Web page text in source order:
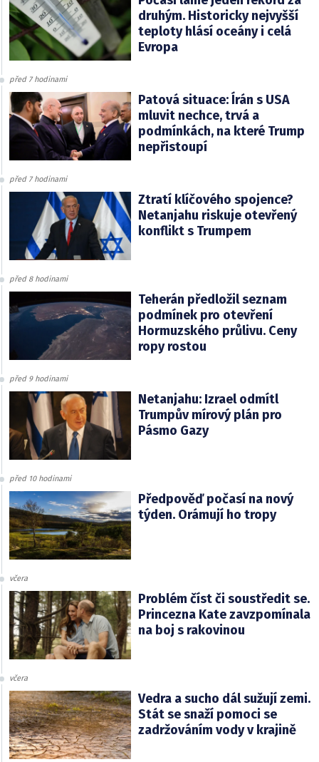
druhým. Historicky nejvyšší
teploty hlásí oceány i celá
Evropa
před 7 hodinami
Patová situace: Írán s USA
mluvit nechce, trvá a
podmínkách, na které Trump
nepřistoupí
před 7 hodinami
Ztratí klíčového spojence?
Netanjahu riskuje otevřený
konflikt s Trumpem
před 8 hodinami
Teherán předložil seznam
podmínek pro otevření
Hormuzského průlivu. Ceny
ropy rostou
před 9 hodinami
Netanjahu: Izrael odmítl
Trumpův mírový plán pro
Pásmo Gazy
před 10 hodinami
Předpověď počasí na nový
týden. Orámují ho tropy
včera
Problém číst či soustředit se.
Princezna Kate zavzpomínala
na boj s rakovinou
včera
Vedra a sucho dál sužují zemi.
Stát se snaží pomoci se
zadržováním vody v krajině